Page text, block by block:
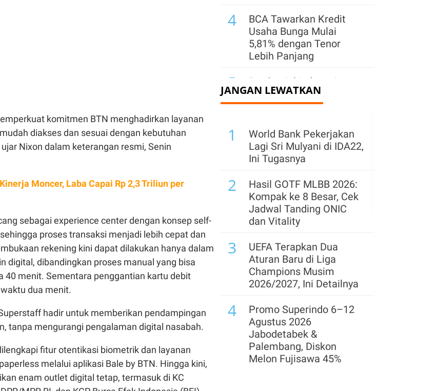
komitmen BTN menghadirkan layanan
diakses dan sesuai dengan kebutuhan
Nixon dalam keterangan resmi, Senin
Moncer, Laba Capai Rp 2,3 Triliun per
sebagai experience center dengan konsep self-
proses transaksi menjadi lebih cepat dan
rekening kini dapat dilakukan hanya dalam
digital, dibandingkan proses manual yang bisa
40 menit. Sementara penggantian kartu debit
dua menit.
hadir untuk memberikan pendampingan
tanpa mengurangi pengalaman digital nasabah.
fitur otentikasi biometrik dan layanan
melalui aplikasi Bale by BTN. Hingga kini,
enam outlet digital tetap, termasuk di KC
4
BCA Tawarkan Kredit
Usaha Bunga Mulai
5,81% dengan Tenor
Lebih Panjang
5
Prudential Indonesia
Terapkan AI Mulai Sisi
Operasional hingga
6
Wealth Management
Makin Diminati, Dana
Kelolaan Perbankan
Terus Bertumbuh
Amartha Sebut
Penguatan Modal Jadi
Fondasi Keberlanjutan
Industri Fintech Lending
Saham Big Banks
Bergerak Variatif,
Sentimen Dana SAL Jadi
Penopang
ACC Melihat Peluang
Meningkatkan
Pembiayaan Sektor
Produktif Masih Terbuka
JANGAN LEWATKAN
1
World Bank Pekerjakan
Lagi Sri Mulyani di IDA22,
Ini Tugasnya
2
Hasil GOTF MLBB 2026:
Kompak ke 8 Besar, Cek
Jadwal Tanding ONIC
dan Vitality
3
UEFA Terapkan Dua
Aturan Baru di Liga
Champions Musim
2026/2027, Ini Detailnya
4
Promo Superindo 6–12
Agustus 2026
Jabodetabek &
Palembang, Diskon
Melon Fujisawa 45%